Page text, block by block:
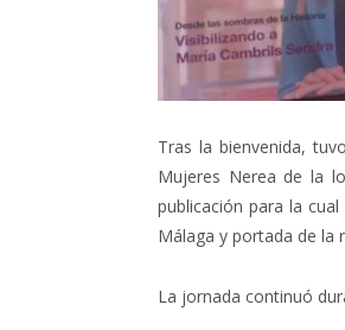
Tras la bienvenida,
Mujeres Nerea de la
publicación para la
Málaga y portada de la
La jornada continuó